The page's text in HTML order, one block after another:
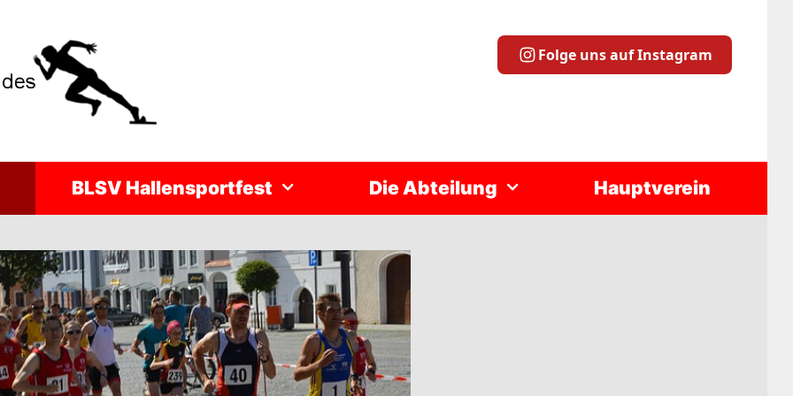
Folge uns auf Instagram
BLSV Hallensportfest Die Abteilung Hauptverein